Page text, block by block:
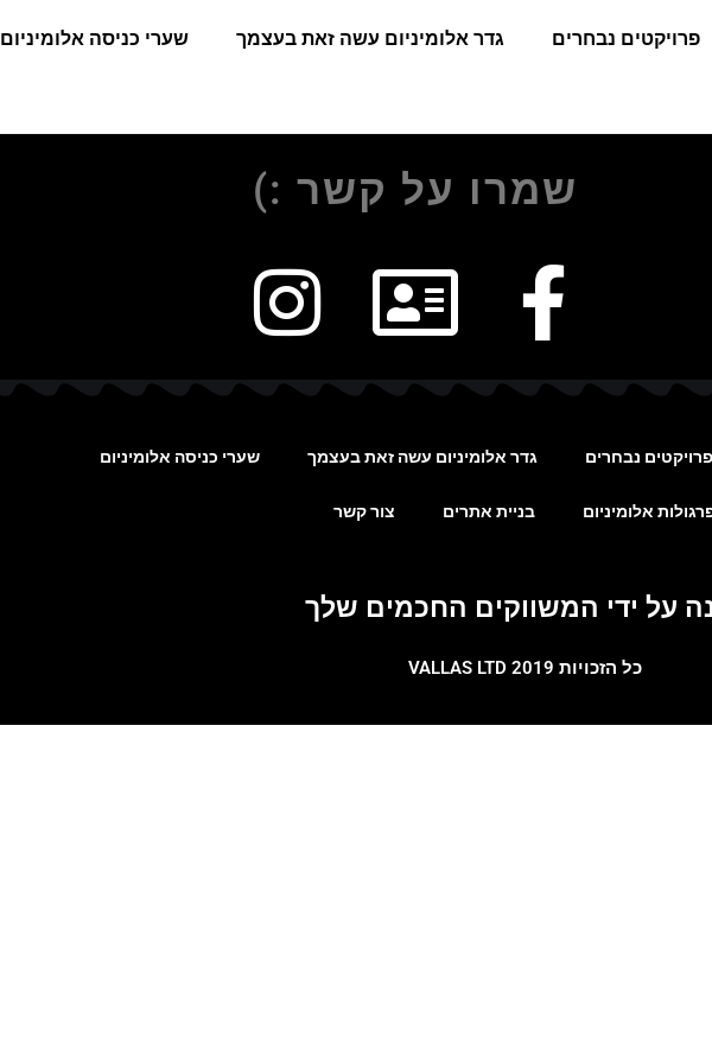
פרויקטים נבחרים גדר אלומיניום עשה זאת בעצמך שערי כניסה אלומיניום
שמרו על קשר :)
פרויקטים נבחרים גדר אלומיניום עשה זאת בעצמך שערי כניסה אלומיניום
אלומיניום בניית אתרים צור קשר
על ידי המשווקים החכמים שלך
כל הזכויות VALLAS LTD 2019